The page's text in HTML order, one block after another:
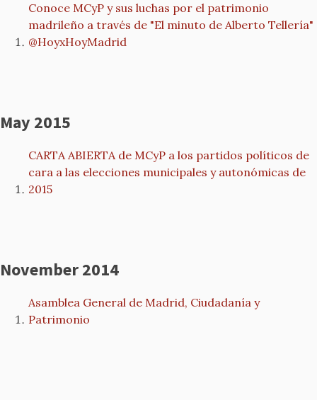
Conoce MCyP y sus luchas por el patrimonio
madrileño a través de "El minuto de Alberto Tellería"
@HoyxHoyMadrid
May 2015
CARTA ABIERTA de MCyP a los partidos políticos de
cara a las elecciones municipales y autonómicas de
2015
November 2014
Asamblea General de Madrid, Ciudadanía y
Patrimonio